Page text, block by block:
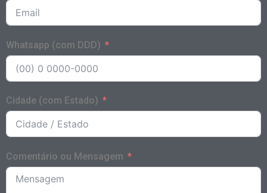
Whatsapp (com DDD)
Cidade (com Estado)
Comentário ou Mensagem